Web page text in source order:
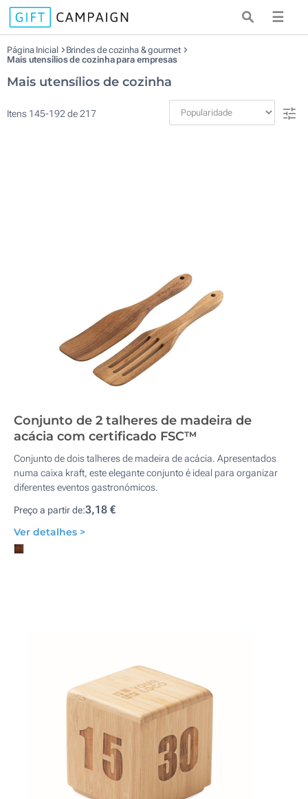
☰
Página Inicial
Brindes de cozinha & gourmet
Mais utensílios de cozinha para empresas
Mais utensílios de cozinha
Itens 145-192 de217
Conjunto de 2 talheres de madeira de
acácia com certificado FSC™
Conjunto de dois talheres de madeira de acácia. Apresentados
numa caixa kraft, este elegante conjunto é ideal para organizar
diferentes eventos gastronómicos.
Preço a partir de:3,18 €
Ver detalhes >